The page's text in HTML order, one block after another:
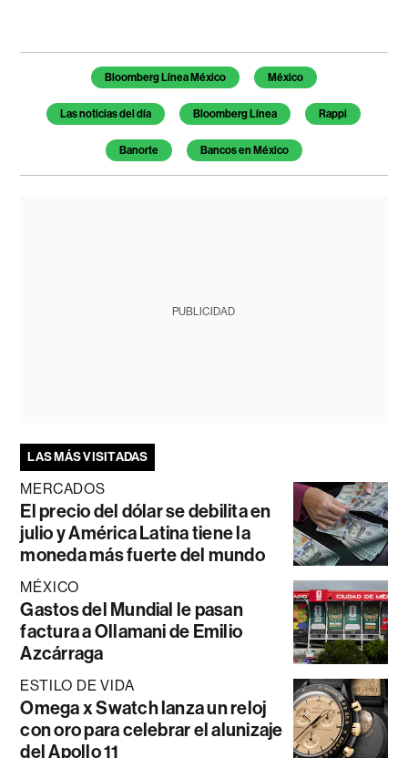
Temas de este artículo
Bloomberg Línea México México
Las noticias del día Bloomberg Línea Rappi
Banorte Bancos en México
PUBLICIDAD
LAS MÁS VISITADAS
MERCADOS
El precio del dólar se debilita en
julio y América Latina tiene la
moneda más fuerte del mundo
MÉXICO
Gastos del Mundial le pasan
factura a Ollamani de Emilio
Azcárraga
ESTILO DE VIDA
Omega x Swatch lanza un reloj
con oro para celebrar el alunizaje
del Apollo 11